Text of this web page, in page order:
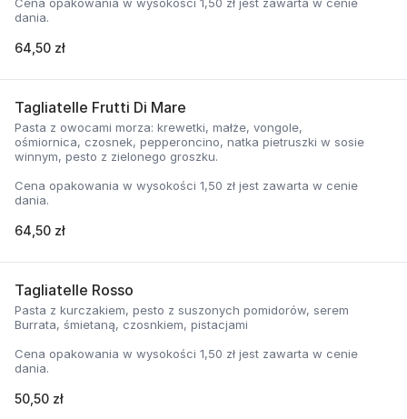
dania.
64,50 zł
Tagliatelle Frutti Di Mare
Pasta z owocami morza: krewetki, małże, vongole,
ośmiornica, czosnek, pepperoncino, natka pietruszki w sosie
winnym, pesto z zielonego groszku.
Cena opakowania w wysokości 1,50 zł jest zawarta w cenie
dania.
64,50 zł
Tagliatelle Rosso
Pasta z kurczakiem, pesto z suszonych pomidorów, serem
Burrata, śmietaną, czosnkiem, pistacjami
Cena opakowania w wysokości 1,50 zł jest zawarta w cenie
dania.
50,50 zł